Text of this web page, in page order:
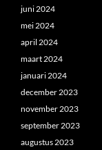
juni 2024
mei 2024
april 2024
maart 2024
januari 2024
december 2023
november 2023
september 2023
augustus 2023